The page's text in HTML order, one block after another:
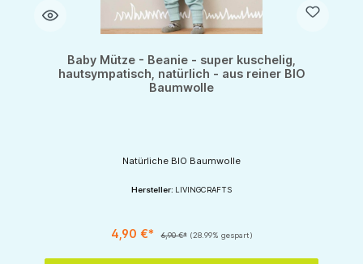
Baby Mütze - Beanie - super kuschelig,
hautsympatisch, natürlich - aus reiner BIO
Baumwolle
Natürliche BIO Baumwolle
Hersteller: LIVINGCRAFTS
4,90 €* 6,90 €* (28.99% gespart)